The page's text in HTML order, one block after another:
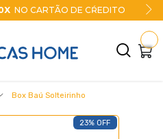
NO CARTÃO DE CŔEDITO
Box Baú Solteirinho
23% OFF